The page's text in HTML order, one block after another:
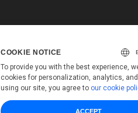
COOKIE NOTICE
To provide you with the best experience,
cookies for personalization, analytics,
using our site, you agree to our cookie
ACCEPT